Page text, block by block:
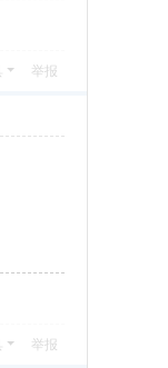
举报
举报